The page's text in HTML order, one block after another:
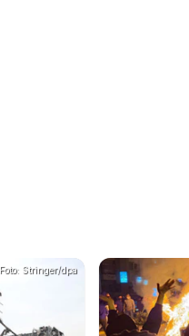
Foto: Stringer/dpa